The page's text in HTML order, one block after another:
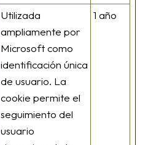
Utilizada
ampliamente por
Microsoft como
identificación única
de usuario. La
cookie permite el
seguimiento del
usuario
1 año